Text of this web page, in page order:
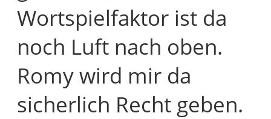
Wortspielfaktor ist da
noch Luft nach oben.
Romy wird mir da
sicherlich Recht geben.